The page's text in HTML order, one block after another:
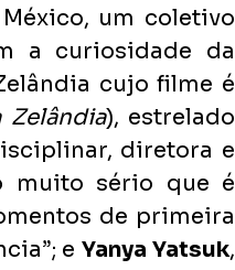
um coletivo
a curiosidade da
cujo filme é
), estrelado
diretora e
muito sério que é
de primeira
e Yanya Yatsuk,